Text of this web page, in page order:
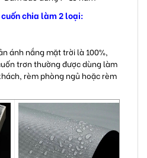
chia làm 2 loại:
ánh nắng mặt trời là 100%,
trơn thường được dùng làm
rèm phòng ngủ hoặc rèm